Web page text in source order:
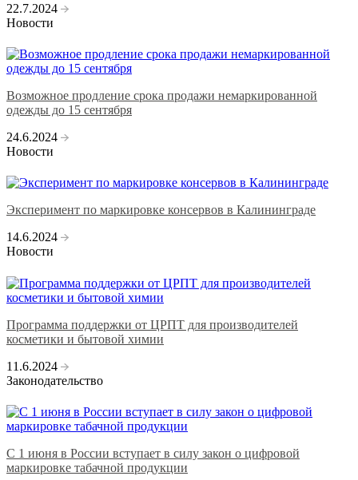
22.7.2024
Новости
Возможное продление срока продажи немаркированной
одежды до 15 сентября
24.6.2024
Новости
Эксперимент по маркировке консервов в Калининграде
14.6.2024
Новости
Программа поддержки от ЦРПТ для производителей
косметики и бытовой химии
11.6.2024
Законодательство
С 1 июня в России вступает в силу закон о цифровой
маркировке табачной продукции